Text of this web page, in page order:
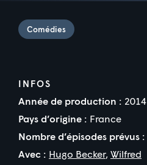
Comédies
INFOS
Année de production : 2014
Pays d’origine : France
Nombre d’épisodes prévus :
Avec : Hugo Becker, Wilfred